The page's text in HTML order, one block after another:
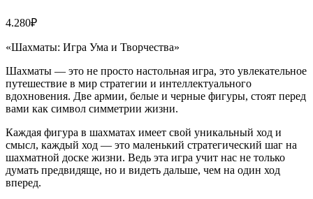
4.280₽
«Шахматы: Игра Ума и Творчества»
Шахматы — это не просто настольная игра, это увлекательное
путешествие в мир стратегии и интеллектуального
вдохновения. Две армии, белые и черные фигуры, стоят перед
вами как символ симметрии жизни.
Каждая фигура в шахматах имеет свой уникальный ход и
смысл, каждый ход — это маленький стратегический шаг на
шахматной доске жизни. Ведь эта игра учит нас не только
думать предвидяще, но и видеть дальше, чем на один ход
вперед.